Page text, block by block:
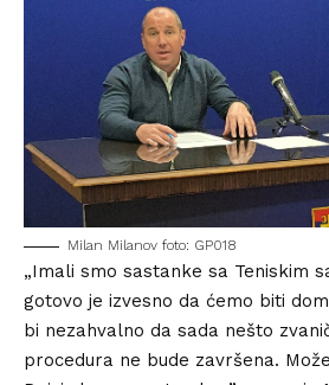
Milan Milanov foto: GP018
„Imali smo sastanke sa Teniskim
gotovo je izvesno da ćemo biti
bi nezahvalno da sada nešto
procedura ne bude završena.